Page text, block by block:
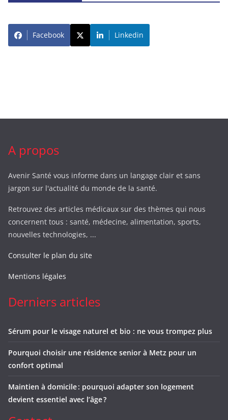
Facebook Linkedin
A propos
Avenir Santé vous informe dans un langage clair et sans
jargon sur l'actualité du monde de la santé.
Retrouvez des articles médicaux sur des thèmes qui nous
concernent tous : santé, médecine, alimentation, sports,
nouvelles technologies, ...
Consulter le plan du site
Mentions légales
Derniers articles
Sérum pour le visage naturel et bio : ne vous trompez plus
Pourquoi choisir une résidence senior à Metz pour un
confort optimal
Maintien à domicile : pourquoi adapter son logement
devient essentiel avec l’âge ?